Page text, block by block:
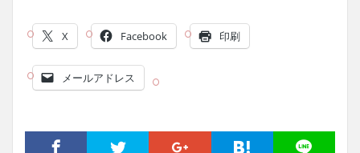
X Facebook 印刷
メールアドレス